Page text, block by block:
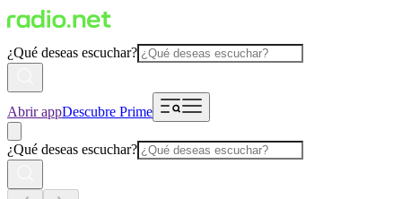
¿Qué deseas escuchar?
Abrir appDescubre Prime
¿Qué deseas escuchar?